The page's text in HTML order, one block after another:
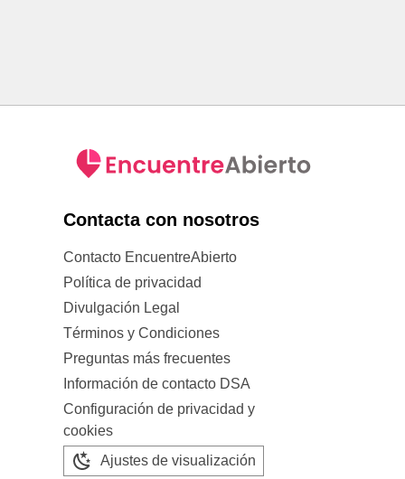
Contacta con nosotros
Contacto EncuentreAbierto
Política de privacidad
Divulgación Legal
Términos y Condiciones
Preguntas más frecuentes
Información de contacto DSA
Configuración de privacidad y
cookies
Ajustes de visualización